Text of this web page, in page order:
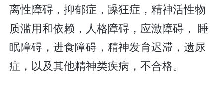
离性障碍，抑郁症，躁狂症，精神活性物
质滥用和依赖，人格障碍，应激障碍， 睡
眠障碍，进食障碍，精神发育迟滞，遗尿
症，以及其他精神类疾病，不合格。